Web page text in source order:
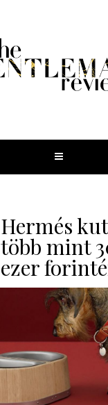
Hermés
több mint
ezer